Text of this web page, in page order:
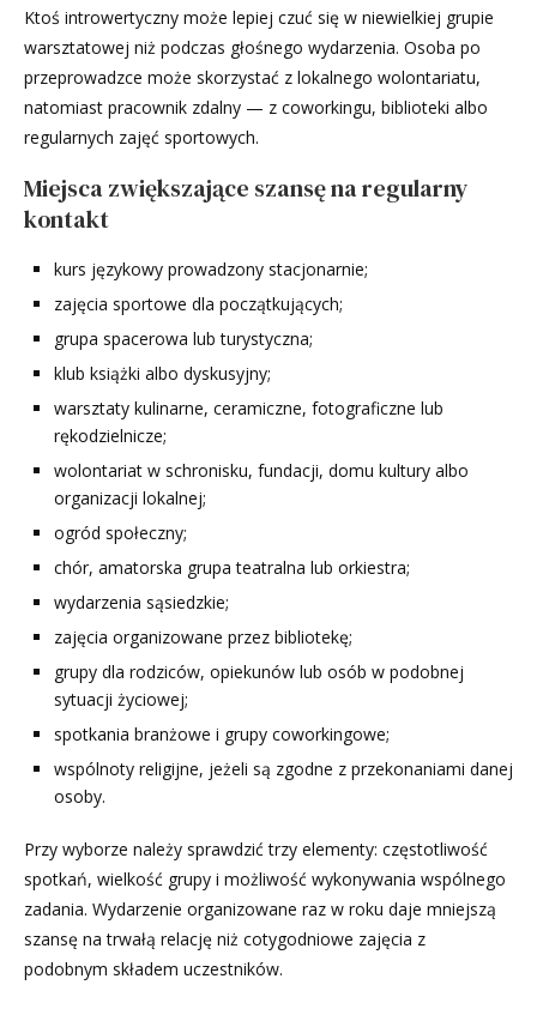
Ktoś introwertyczny może lepiej czuć się w niewielkiej grupie
warsztatowej niż podczas głośnego wydarzenia. Osoba po
przeprowadzce może skorzystać z lokalnego wolontariatu,
natomiast pracownik zdalny — z coworkingu, biblioteki albo
regularnych zajęć sportowych.
Miejsca zwiększające szansę na regularny
kontakt
kurs językowy prowadzony stacjonarnie;
zajęcia sportowe dla początkujących;
grupa spacerowa lub turystyczna;
klub książki albo dyskusyjny;
warsztaty kulinarne, ceramiczne, fotograficzne lub
rękodzielnicze;
wolontariat w schronisku, fundacji, domu kultury albo
organizacji lokalnej;
ogród społeczny;
chór, amatorska grupa teatralna lub orkiestra;
wydarzenia sąsiedzkie;
zajęcia organizowane przez bibliotekę;
grupy dla rodziców, opiekunów lub osób w podobnej
sytuacji życiowej;
spotkania branżowe i grupy coworkingowe;
wspólnoty religijne, jeżeli są zgodne z przekonaniami danej
osoby.
Przy wyborze należy sprawdzić trzy elementy: częstotliwość
spotkań, wielkość grupy i możliwość wykonywania wspólnego
zadania. Wydarzenie organizowane raz w roku daje mniejszą
szansę na trwałą relację niż cotygodniowe zajęcia z
podobnym składem uczestników.